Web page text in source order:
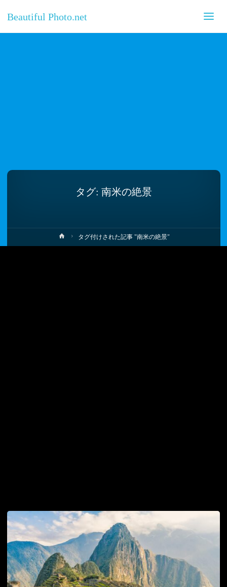
Beautiful Photo.net
タグ: 南米の絶景
ホ
ー
タグ付けされた記事 "南米の絶景"